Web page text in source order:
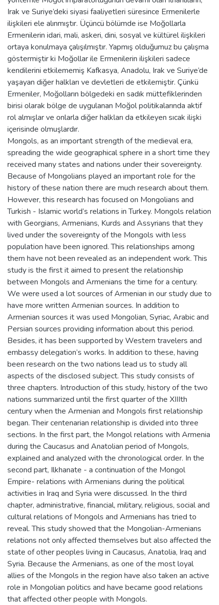
Irak ve Suriye’deki siyasi faaliyetleri süresince Ermenilerle
ilişkileri ele alınmıştır. Üçüncü bölümde ise Moğollarla
Ermenilerin idari, mali, askeri, dini, sosyal ve kültürel ilişkileri
ortaya konulmaya çalışılmıştır. Yapmış olduğumuz bu çalışma
göstermiştir ki Moğollar ile Ermenilerin ilişkileri sadece
kendilerini etkilememiş Kafkasya, Anadolu, Irak ve Suriye’de
yaşayan diğer halkları ve devletleri de etkilemiştir. Çünkü
Ermeniler, Moğolların bölgedeki en sadık müttefiklerinden
birisi olarak bölge de uygulanan Moğol politikalarında aktif
rol almışlar ve onlarla diğer halkları da etkileyen sıcak ilişki
içerisinde olmuşlardır.
Mongols, as an important strength of the medieval era,
spreading the wide geographical sphere in a short time they
received many states and nations under their sovereignty.
Because of Mongolians played an important role for the
history of these nation there are much research about them.
However, this research has focused on Mongolians and
Turkish - Islamic world’s relations in Turkey. Mongols relation
with Georgians, Armenians, Kurds and Assyrians that they
lived under the sovereignty of the Mongols with less
population have been ignored. This relationships among
them have not been revealed as an independent work. This
study is the first it aimed to present the relationship
between Mongols and Armenians the time for a century.
We were used a lot sources of Armenian in our study due to
have more written Armenian sources. In addition to
Armenian sources it was used Mongolian, Syriac, Arabic and
Persian sources providing information about this period.
Besides, it has been supported by Western travelers and
embassy delegation’s works. In addition to these, having
been research on the two nations lead us to study all
aspects of the disclosed subject. This study consists of
three chapters. Introduction of this study, history of the two
nations summarized until the first quarter of the XIIIth
century when the Armenian and Mongols first relationship
began. Their centenarian relationship is divided into three
sections. In the first part, the Mongol relations with Armenia
during the Caucasus and Anatolian period of Mongols,
explained and analyzed with the chronological order. In the
second part, Ilkhanate - a continuation of the Mongol
Empire- relations with Armenians during the political
activities in Iraq and Syria were discussed. In the third
chapter, administrative, financial, military, religious, social and
cultural relations of Mongols and Armenians has tried to
reveal. This study showed that the Mongolian-Armenians
relations not only affected themselves but also affected the
state of other peoples living in Caucasus, Anatolia, Iraq and
Syria. Because the Armenians, as one of the most loyal
allies of the Mongols in the region have also taken an active
role in Mongolian politics and have became good relations
that affected other people with Mongols.